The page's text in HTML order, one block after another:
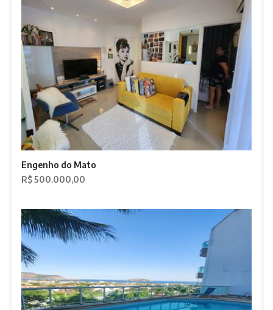
Engenho do Mato
R$ 500.000,00